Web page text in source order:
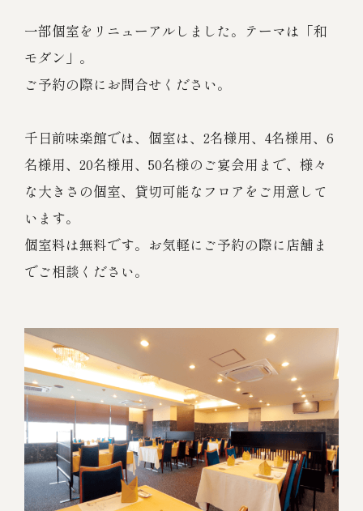
一部個室をリニューアルしました。テーマは「和
モダン」。
ご予約の際にお問合せください。
千日前味楽館では、個室は、2名様用、4名様用、6
名様用、20名様用、50名様のご宴会用まで、様々
な大きさの個室、貸切可能なフロアをご用意して
います。
個室料は無料です。お気軽にご予約の際に店舗ま
でご相談ください。